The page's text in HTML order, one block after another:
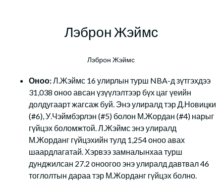
Лэброн Жэймс
Лэброн Жэймс
Оноо:Л.Жэймс 16 улирлын турш NBA-д зүтгэхдээ
31,038 оноо авсан үзүүлэлтээр бүх цаг үеийн
долдугаарт жагсаж буй. Энэ улиралд тэр Д.Новицки
(#6), У.Чэймбэрлэн (#5) болон М.Жордан (#4) нарыг
гүйцэх боломжтой. Л.Жэймс энэ улиралд
М.Жорданг гүйцэхийн тулд 1,254 оноо авах
шаардлагатай. Хэрвээ замналынхаа турш
дунджилсан 27.2 оноогоо энэ улиралд давтвал 46
тоглолтын дараа тэр М.Жорданг гүйцэх болно.